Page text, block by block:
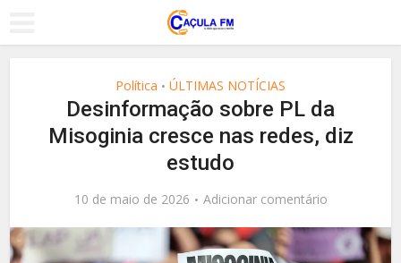
Política • ÚLTIMAS NOTÍCIAS
Desinformação sobre PL da
Misoginia cresce nas redes, diz
estudo
10 de maio de 2026 Adicionar comentário